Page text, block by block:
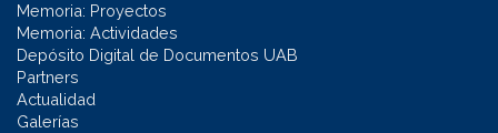
Memoria: Proyectos
Memoria: Actividades
Depósito Digital de Documentos UAB
Partners
Actualidad
Galerías